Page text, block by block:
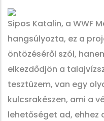
Sipos Katalin, a WWF
hangsúlyozta, ez a
öntözéséről szól,
elkezdődjön a
tesztüzem, van egy
kulcsrakészen, ami a
lehetőséget ad, ehhez